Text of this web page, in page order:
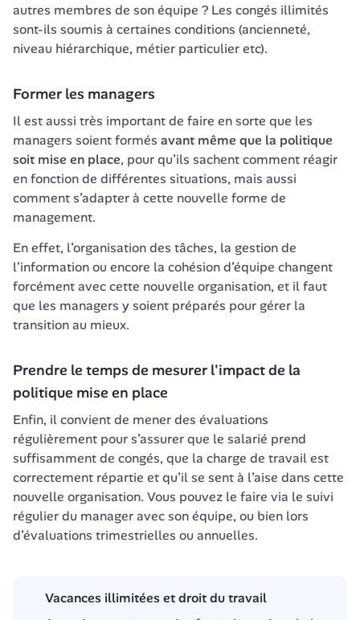
autres membres de son équipe ? Les congés illimités
sont-ils soumis à certaines conditions (ancienneté,
niveau hiérarchique, métier particulier etc).
Former les managers
Il est aussi très important de faire en sorte que les
managers soient formés avant même que la politique
soit mise en place, pour qu’ils sachent comment réagir
en fonction de différentes situations, mais aussi
comment s’adapter à cette nouvelle forme de
management.
En effet, l’organisation des tâches, la gestion de
l’information ou encore la cohésion d’équipe changent
forcément avec cette nouvelle organisation, et il faut
que les managers y soient préparés pour gérer la
transition au mieux.
Prendre le temps de mesurer l'impact de la
politique mise en place
Enfin, il convient de mener des évaluations
régulièrement pour s’assurer que le salarié prend
suffisamment de congés, que la charge de travail est
correctement répartie et qu’il se sent à l’aise dans cette
nouvelle organisation. Vous pouvez le faire via le suivi
régulier du manager avec son équipe, ou bien lors
d’évaluations trimestrielles ou annuelles.
Vacances illimitées et droit du travail